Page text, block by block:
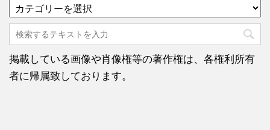
テ
ゴ
リ
ー
掲載している画像や肖像権等の著作権は、各権利所有
者に帰属致しております。